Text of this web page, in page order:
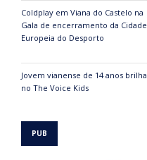
Coldplay em Viana do Castelo na
Gala de encerramento da Cidade
Europeia do Desporto
Jovem vianense de 14 anos brilha
no The Voice Kids